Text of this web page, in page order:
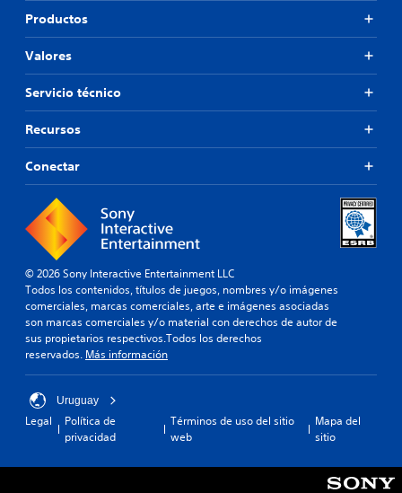
Productos
Valores
Servicio técnico
Recursos
Conectar
© 2026 Sony Interactive Entertainment LLC
Todos los contenidos, títulos de juegos, nombres y/o imágenes
comerciales, marcas comerciales, arte e imágenes asociadas
son marcas comerciales y/o material con derechos de autor de
sus propietarios respectivos.Todos los derechos
reservados. Más información
Uruguay
Legal
Política de
privacidad
Términos de uso del sitio
web
Mapa del
sitio